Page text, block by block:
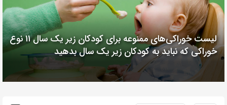
لیست خوراکی‌های ممنوعه برای کودکان زیر یک سال ۱۱ نوع
خوراکی که نباید به کودکان زیر یک سال بدهید